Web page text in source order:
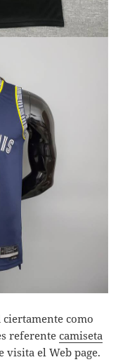
ciertamente como
referentecamiseta
visita el Web page.